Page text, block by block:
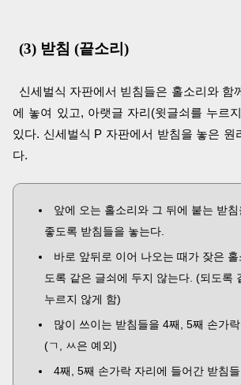
(3) 받침 (끝소리)
신세벌식 자판에서 빋침들은 홀소리와 함
에 놓여 있고, 아랫글 자리(윗글쇠를 누르
있다. 신세벌식 P 자판에서 받침을 놓은 원
다.
앞에 오는 홀소리와 그 뒤에 붙는 받
좋도록 받침들을 놓는다.
바로 앞뒤로 이어 나오는 때가 잦은
도록 같은 글쇠에 두지 않는다. (되도록
누르지 않게 함)
많이 쓰이는 받침들을 4째, 5째 손가
(ㄱ, ㅆ은 예외)
4째, 5째 손가락 자리에 들어간 받침